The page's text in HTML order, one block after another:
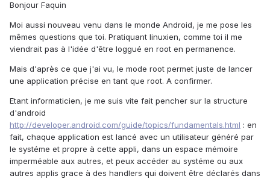
Bonjour Faquin
Moi aussi nouveau venu dans le monde Android, je me pose les
mêmes questions que toi. Pratiquant linuxien, comme toi il me
viendrait pas à l'idée d'être loggué en root en permanence.
Mais d'après ce que j'ai vu, le mode root permet juste de lancer
une application précise en tant que root. A confirmer.
Etant informaticien, je me suis vite fait pencher sur la structure
d'android
http://developer.android.com/guide/topics/fundamentals.html : en
fait, chaque application est lancé avec un utilisateur généré par
le systéme et propre à cette appli, dans un espace mémoire
imperméable aux autres, et peux accéder au systéme ou aux
autres applis grace à des handlers qui doivent être déclarés dans